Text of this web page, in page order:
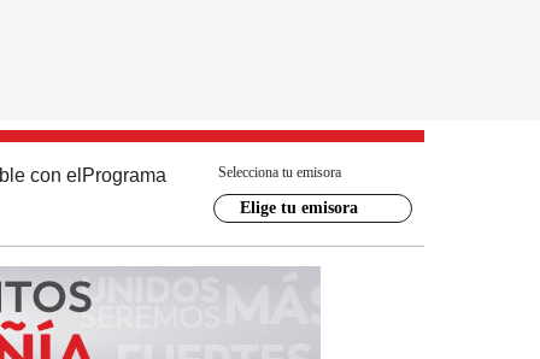
con el Programa Selecciona tu emisora
Elige tu emisora